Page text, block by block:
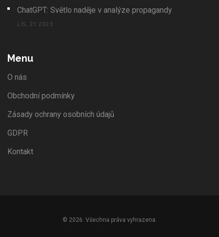
ChatGPT: Světlo naděje v analýze propagandy
LIS, 21 2023
Menu
O nás
Obchodní podmínky
Zásady ochrany osobních údajů
GDPR
Kontakt
© 2026. Všechna práva vyhrazena.